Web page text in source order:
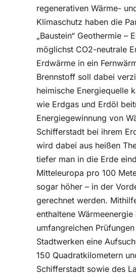
regenerativen Wärme-
Klimaschutz haben die
„Baustein“ Geothermie
möglichst CO2-neutrale
Erdwärme in ein
Brennstoff soll dabei
heimische Energiequelle
wie Erdgas und Erdöl
Energiegewinnung von
Schifferstadt bei ihrem
wird dabei aus heißen
tiefer man in die Erde
Mitteleuropa pro 100
sogar höher – in der
gerechnet werden.
enthaltene
umfangreichen
Stadtwerken eine
150 Quadratkilometern
Schifferstadt sowie des